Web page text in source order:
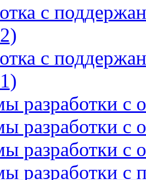
с
с
разработки с
разработки с
разработки с
разработки с